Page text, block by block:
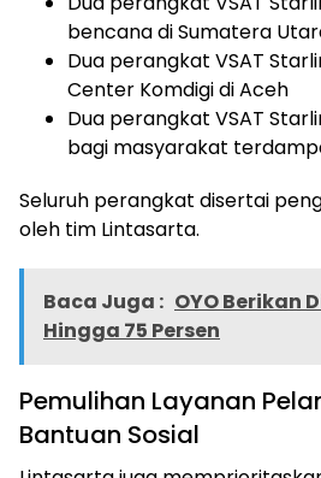
bencana di Sumatera
Dua perangkat VSAT
Center Komdigi di Aceh
Dua perangkat VSAT
bagi masyarakat
Seluruh perangkat disertai
oleh tim Lintasarta.
Baca Juga : OYO Berikan
Hingga 75 Persen
Pemulihan Layanan
Bantuan Sosial